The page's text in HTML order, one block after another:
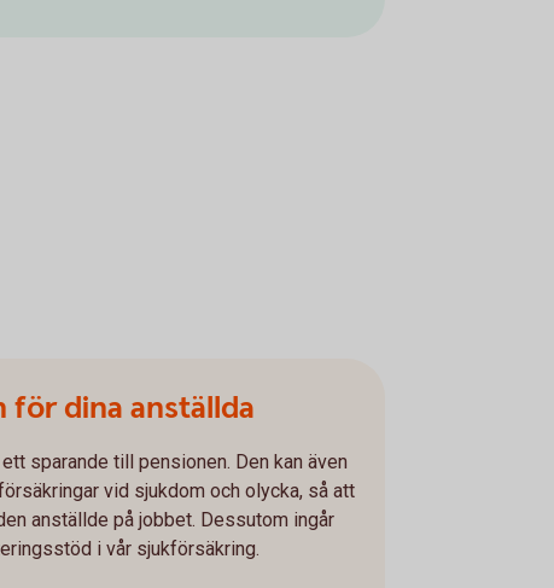
dina anställda
sparande till pensionen. Den kan även
vid sjukdom och olycka, så att
anställde på jobbet. Dessutom ingår
i vår sjukförsäkring.